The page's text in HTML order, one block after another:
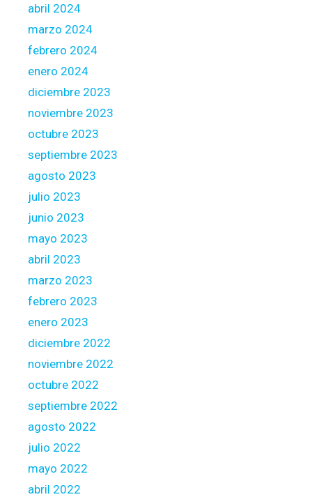
n
1
0
w
i
g
s
o
u
n
d
h
e
M
n
l
a
n
C
h
i
abril 2024
marzo 2024
febrero 2024
enero 2024
diciembre 2023
noviembre 2023
octubre 2023
septiembre 2023
agosto 2023
julio 2023
junio 2023
mayo 2023
abril 2023
marzo 2023
febrero 2023
enero 2023
diciembre 2022
noviembre 2022
octubre 2022
septiembre 2022
agosto 2022
julio 2022
mayo 2022
abril 2022